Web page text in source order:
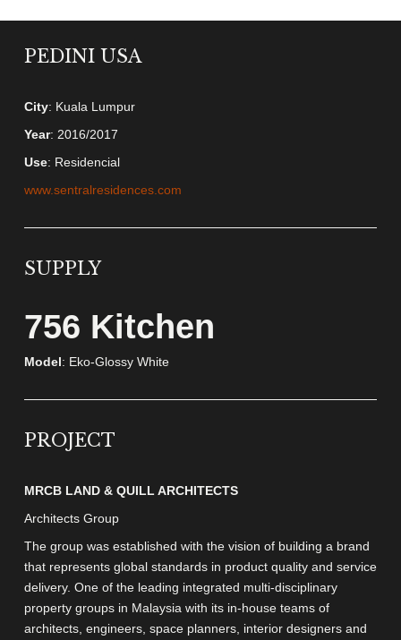
PEDINI USA
City: Kuala Lumpur
Year: 2016/2017
Use: Residencial
www.sentralresidences.com
SUPPLY
756 Kitchen
Model: Eko-Glossy White
PROJECT
MRCB LAND & QUILL ARCHITECTS
Architects Group
The group was established with the vision of building a brand
that represents global standards in product quality and service
delivery. One of the leading integrated multi-disciplinary
property groups in Malaysia with its in-house teams of
architects, engineers, space planners, interior designers and